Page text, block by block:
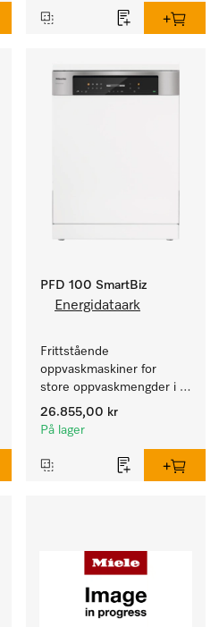
PFD 100 SmartBiz
Energidataark
Frittstående
oppvaskmaskiner for
store oppvaskmengder i
husholdninger, kantiner,
kafeer og grovkjøkken.
26.855,00 kr
På lager